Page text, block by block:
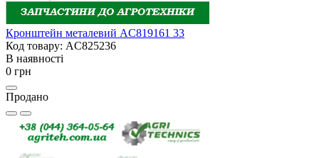
Кронштейн металевий AC819161 33
Код товару: AC825236
В наявності
0 грн
Продано